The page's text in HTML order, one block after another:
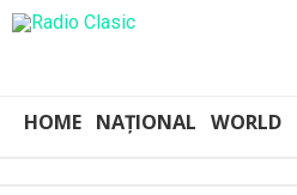
HOME NAȚIONAL WORLD